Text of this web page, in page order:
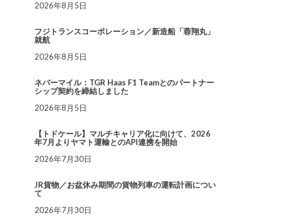
2026年8月5日
フジトランスコーポレーション／新造船「蓉翔丸」
就航
2026年8月5日
ネバーマイル：TGR Haas F1 Teamとのパートナー
シップ契約を締結しました
2026年8月5日
【トドケール】マルチキャリア化に向けて、2026
年7月よりヤマト運輸とのAPI連携を開始
2026年7月30日
JR貨物／お盆休み期間の貨物列車の運転計画につい
て
2026年7月30日